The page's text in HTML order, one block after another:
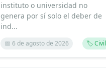
instituto o universidad no
genera por sí solo el deber de
ind...
📅 6 de agosto de 2026 🏷️ Civil